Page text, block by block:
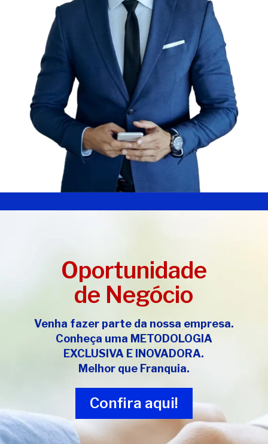
Oportunidade
de Negócio
Venha fazer parte da nossa empresa.
Conheça uma METODOLOGIA
EXCLUSIVA E INOVADORA.
Melhor que Franquia.
Confira aqui!